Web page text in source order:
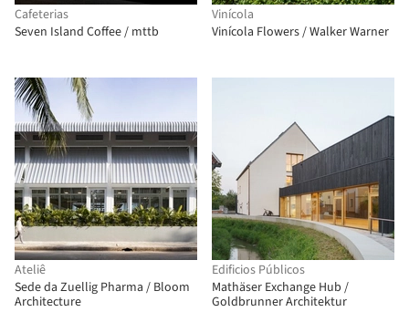
Cafeterias
Seven Island Coffee / mttb
Vinícola
Vinícola Flowers / Walker Warner
Ateliê
Sede da Zuellig Pharma / Bloom
Architecture
Edificios Públicos
Mathäser Exchange Hub /
Goldbrunner Architektur